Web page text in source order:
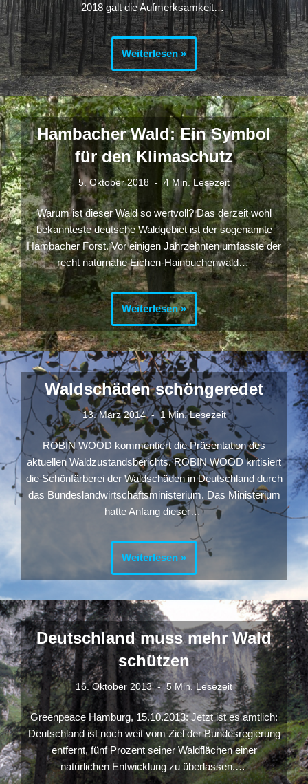
2018 galt die Aufmerksamkeit…
Weiterlesen »
Hambacher Wald: Ein Symbol
für den Klimaschutz
5. Oktober 2018 4 Min. Lesezeit
Warum ist dieser Wald so wertvoll? Das derzeit wohl
bekannteste deutsche Waldgebiet ist der sogenannte
Hambacher Forst. Vor einigen Jahrzehnten umfasste der
recht naturnahe Eichen-Hainbuchenwald…
Weiterlesen »
Waldschäden schöngeredet
13. März 2014 1 Min. Lesezeit
ROBIN WOOD kommentiert die Präsentation des
aktuellen Waldzustandsberichts. ROBIN WOOD kritisiert
die Schönfärberei der Waldschäden in Deutschland durch
das Bundeslandwirtschaftsministerium. Das Ministerium
hatte Anfang dieser…
Weiterlesen »
Deutschland muss mehr Wald
schützen
16. Oktober 2013 5 Min. Lesezeit
Greenpeace Hamburg, 15.10.2013: Jetzt ist es amtlich:
Deutschland ist noch weit vom Ziel der Bundesregierung
entfernt, fünf Prozent seiner Waldflächen einer
natürlichen Entwicklung zu überlassen.…